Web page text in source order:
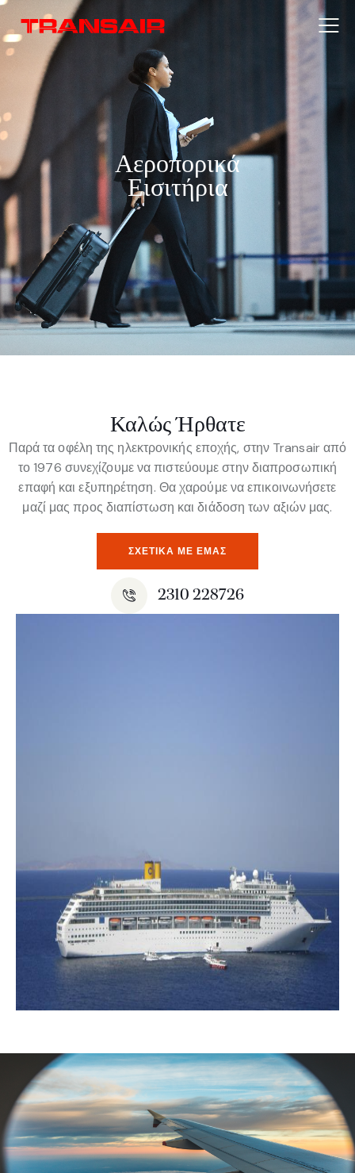
Αεροπορικά
Εισιτήρια
Καλώς Ήρθατε
Παρά τα οφέλη της ηλεκτρονικής εποχής, στην Transair από
το 1976 συνεχίζουμε να πιστεύουμε στην διαπροσωπική
επαφή και εξυπηρέτηση. Θα χαρούμε να επικοινωνήσετε
μαζί μας προς διαπίστωση και διάδοση των αξιών μας.
ΣΧΕΤΙΚΆ ΜΕ ΕΜΆΣ
2310 228726